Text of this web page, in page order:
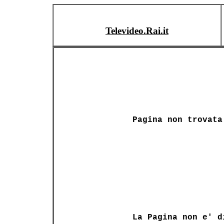
Televideo.Rai.it
Pagina non trovata
La Pagina non e'